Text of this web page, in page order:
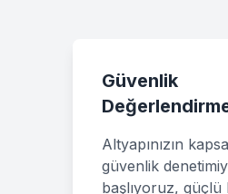
Güvenlik
Altyapınızın
güvenlik
başlıyoruz, güçlü